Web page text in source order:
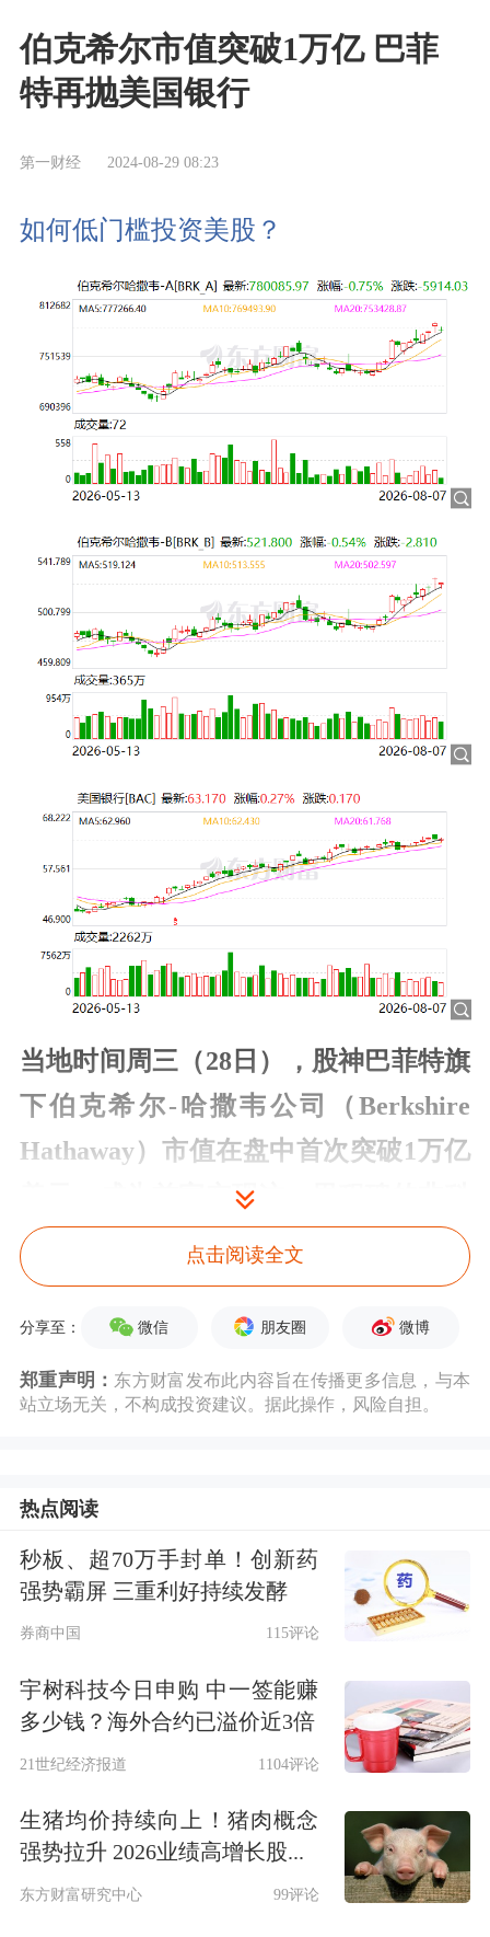
伯克希尔市值突破1万亿 巴菲
特再抛美国银行
第一财经 2024-08-29 08:23
如何低门槛投资美股？
当地时间周三（28日），股神巴菲特旗
下伯克希尔-哈撒韦公司（Berkshire
Hathaway）市值在盘中首次突破1万亿
美元，成为首家实现这一里程碑的非科
技行业的美国公司。当前，其他六家市
值超万亿美元的公司均为科技公司，包
括苹果 、英伟达 、微软、Alphabet、
马逊及Meta。
上涨0.75%，收报于每股69.65万美元。
观点：巴菲特并不在意市值
美国新锐互联网券商BBAE首席投资官
吉俊礼（James Early）对第一财经表
菲特调整了投资方法和团队，但核心原
则仍保持不变。“我不认为巴菲特在意
点击阅读全文
分享至： 微信 朋友圈 微博
郑重声明： 东方财富发布此内容旨在传播更多信息，与本
站立场无关，不构成投资建议。据此操作，风险自担。
热点阅读
秒板、超70万手封单！创新药
强势霸屏 三重利好持续发酵
券商中国 115评论
宇树科技今日申购 中一签能赚
多少钱？海外合约已溢价近3倍
21世纪经济报道 1104评论
生猪均价持续向上！猪肉概念
强势拉升 2026业绩高增长股...
东方财富研究中心 99评论